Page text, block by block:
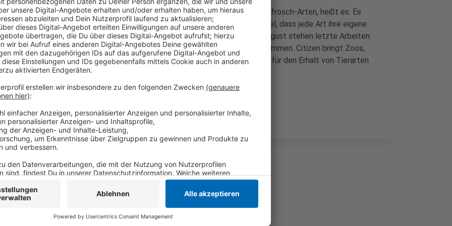
Aktuell bauen wir ein Großterrarium für verschiedene Baumsteigerfrosch-Arten, heißt es. Es
sollen demnach unterschiedliche Bereiche entstehen. Mit dem Ziel, dass jede Art ihre eigene
kleine Nische bewohnen kann - ähnlich wie in der Natur. Anfang August stehen letzte Arbeiten
an. Für das Projekt arbeitet der Zoo mit Citizen.conservation zusammen. Citizen bringt Zoos,
Wissenschaft und engagierte Tierhalter zusammen, die sich aktiv für den Erhalt von Tierarten
einsetzen möchten.